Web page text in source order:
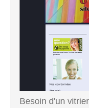
Besoin d'un